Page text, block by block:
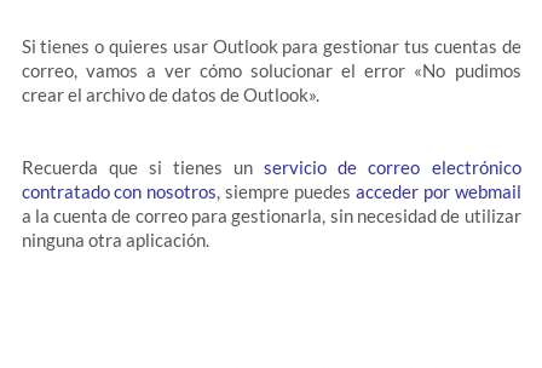
Si tienes o quieres usar Outlook para gestionar tus cuentas de
correo, vamos a ver cómo solucionar el error «No pudimos
crear el archivo de datos de Outlook».
Recuerda que si tienes unservicio de correo electrónico
contratado con nosotros, siempre puedes acceder por webmail
a la cuenta de correo para gestionarla, sin necesidad de utilizar
ninguna otra aplicación.